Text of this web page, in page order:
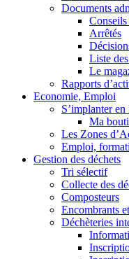
Documents
Arrêtés
Liste
Le
Rapports
Economie, Emploi
S’implanter
Ma
Les Zones
Emploi,
Gestion des déchets
Tri sélectif
Collecte des
Composteurs
Encombrants
Déchèteries